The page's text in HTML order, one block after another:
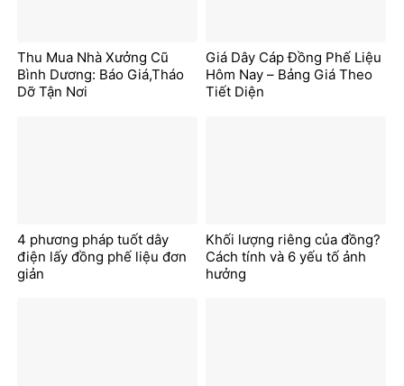
Thu Mua Nhà Xưởng Cũ
Bình Dương: Báo Giá,Tháo
Dỡ Tận Nơi
Giá Dây Cáp Đồng Phế Liệu
Hôm Nay – Bảng Giá Theo
Tiết Diện
4 phương pháp tuốt dây
điện lấy đồng phế liệu đơn
giản
Khối lượng riêng của đồng?
Cách tính và 6 yếu tố ảnh
hưởng